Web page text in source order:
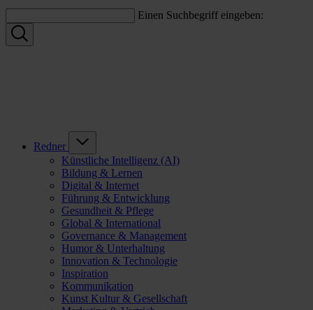
Einen Suchbegriff eingeben:
Redner
Künstliche Intelligenz (AI)
Bildung & Lernen
Digital & Internet
Führung & Entwicklung
Gesundheit & Pflege
Global & International
Governance & Management
Humor & Unterhaltung
Innovation & Technologie
Inspiration
Kommunikation
Kunst Kultur & Gesellschaft